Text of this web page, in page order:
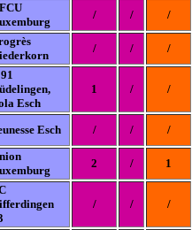
/ / /
/ / /
Esch
1 / /
Esch / /
/
2 / 1
/ / /